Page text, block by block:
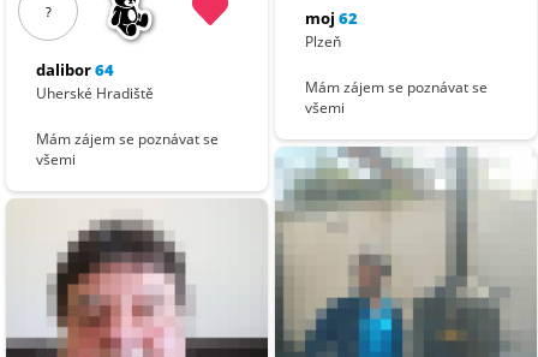
?
dalibor64
Uherské Hradiště
Mám zájem se poznávat se
všemi
moj 62
Plzeň
Mám zájem se poznávat se
všemi